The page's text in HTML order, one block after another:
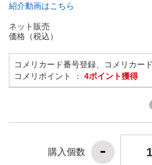
紹介動画はこちら
ネット販売
価格（税込）
コメリカード番号登録、コメリカー
コメリポイント ： 4ポイント獲得
購入個数